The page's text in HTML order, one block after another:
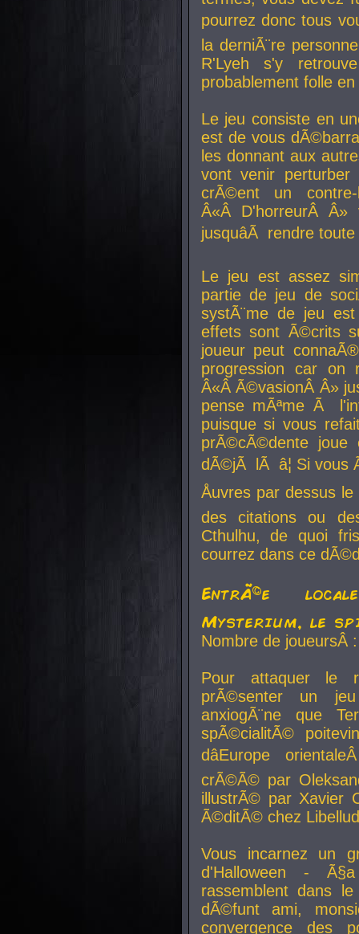
pourrez donc tous
la derniÃ¨re
R'Lyeh s'y
probablement folle
Le jeu consiste en
est de vous
les donnant aux
vont venir perturber
crÃ©ent un
Â«Â D'horreurÂ
jusquâÃ rendre
Le jeu est assez
partie de jeu de
systÃ¨me de jeu
effets sont Ã©crits
joueur peut
progression car
Â«Â Ã©vasionÂ Â»
pense mÃªme Ã
puisque si vous
prÃ©cÃ©dente
dÃ©jÃ lÃ â¦ Si vous
Åuvres par dessus
des citations ou
Cthulhu, de quoi
courrez dans ce
EntrÃ©e
Mysterium, le
Nombre de
Pour attaquer le
prÃ©senter un
anxiogÃ¨ne que
spÃ©cialitÃ©
dâEurope
crÃ©Ã© par
illustrÃ© par Xavier
Ã©ditÃ© chez
Vous incarnez un
d'Halloween -
rassemblent dans
dÃ©funt ami,
convergence des